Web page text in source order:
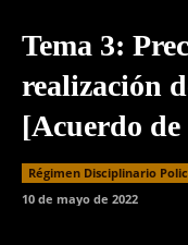
Tema 3:
realización
[Acuerdo de
Régimen Disciplinario
10 de mayo de 2022